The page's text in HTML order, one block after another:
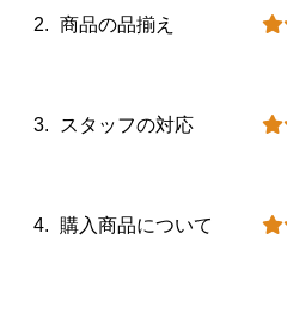
商品の品揃え
スタッフの対応
購入商品について